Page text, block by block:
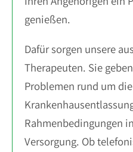
genießen.
Dafür sorgen unsere
Therapeuten. Sie
Problemen rund um
Rahmenbedingungen
Versorgung. Ob